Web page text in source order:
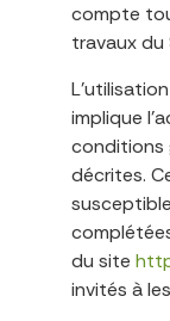
compte
travaux du
implique
conditions
décrites.
du site
invités à